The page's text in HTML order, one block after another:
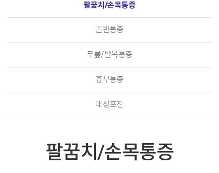
팔꿈치/손목통증
골반통증
무릎/발목통증
흉부통증
대상포진
팔꿈치/손목통증